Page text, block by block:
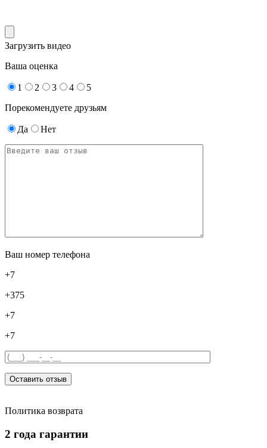
Загрузить видео
Ваша оценка
1 2 3 4
5
Порекомендуете друзьям
Да Нет
Ваш номер телефона
+7
+375
+7
+7
Оставить отзыв
Политика возврата
2 года гарантии